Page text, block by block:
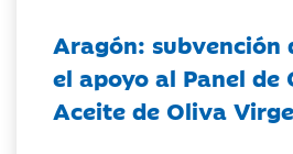
Aragón: subvención
el apoyo al Panel de
Aceite de Oliva